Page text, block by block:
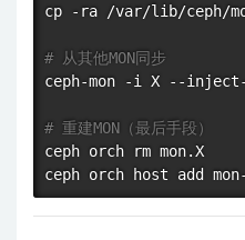
cp -ra /var/lib/ceph/
# 从其他MON同步
ceph-mon -i X --inject-
# 重建MON（最后手段）
ceph orch
rm mon.X